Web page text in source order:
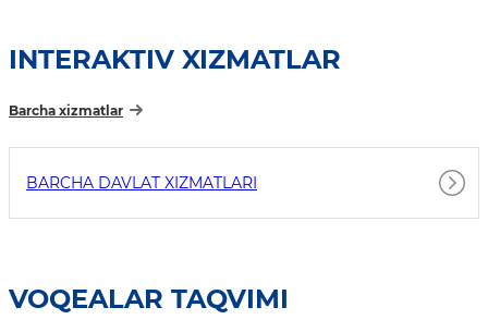
INTERAKTIV XIZMATLAR
Barcha xizmatlar
BARCHA DAVLAT XIZMATLARI
VOQEALAR TAQVIMI